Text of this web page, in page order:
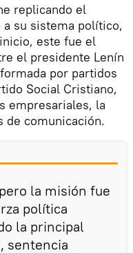
replicando el
su sistema político,
este fue el
el presidente Lenín
por partidos
Social Cristiano,
empresariales, la
de comunicación.
la misión fue
política
la principal
sentencia